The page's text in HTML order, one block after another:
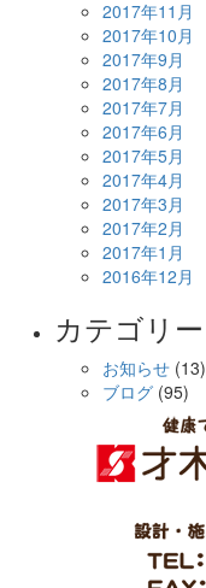
2017年11月
2017年10月
2017年9月
2017年8月
2017年7月
2017年6月
2017年5月
2017年4月
2017年3月
2017年2月
2017年1月
2016年12月
カテゴリー
お知らせ (13)
ブログ (95)